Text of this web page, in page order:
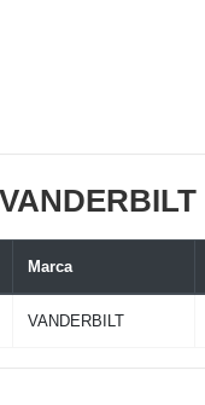
Marca
VANDERBILT